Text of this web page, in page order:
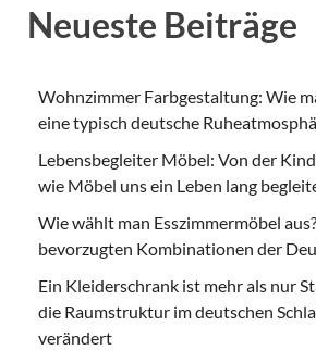
Neueste Beiträge
Wohnzimmer Farbgestaltung: Wie
eine typisch deutsche
Lebensbegleiter Möbel: Von der
wie Möbel uns ein Leben lang
Wie wählt man Esszimmermöbel
bevorzugten Kombinationen der
Ein Kleiderschrank ist mehr als nur
die Raumstruktur im deutschen
verändert